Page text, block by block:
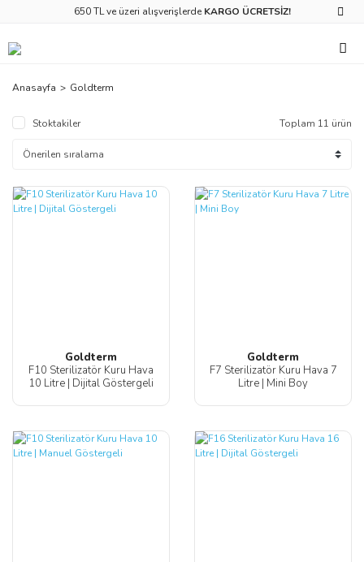
650 TL ve üzeri alışverişlerde KARGO ÜCRETSİZ!
Anasayfa Goldterm
Stoktakiler Toplam 11 ürün
Goldterm
F10 Sterilizatör Kuru Hava
10 Litre | Dijital Göstergeli
Goldterm
F7 Sterilizatör Kuru Hava 7
Litre | Mini Boy